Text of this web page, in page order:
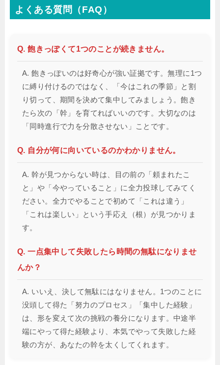
よくある質問（FAQ）
Q. 飽きっぽくて1つのことが続きません。
A. 飽きっぽいのは好奇心が強い証拠です。無理に1つ
に縛り付けるのではなく、「今はこれの季節」と割
り切って、期間を決めて集中してみましょう。飽き
たら次の「幹」を育てればいいのです。大切なのは
「同時進行で力を分散させない」ことです。
Q. 自分が何に向いているのかわかりません。
A. 幹が見つからない時は、目の前の「頼まれたこ
と」や「今やっていること」に全力投球してみてく
ださい。全力でやることで初めて「これは違う」
「これは楽しい」という手応え（根）が見つかりま
す。
Q. 一点集中して失敗したら時間の無駄になりませ
んか？
A. いいえ、決して無駄にはなりません。1つのことに
没頭して得た「努力のプロセス」「集中した経験」
は、形を変えて次の挑戦の養分になります。中途半
端にやって得た経験より、本気でやって失敗した経
験の方が、あなたの幹を太くしてくれます。